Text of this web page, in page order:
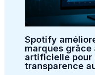
Spotify
marques grâce
artificielle pour
transparence